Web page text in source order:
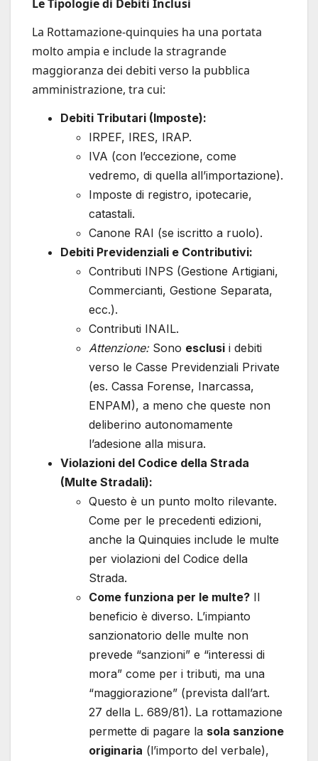
Le Tipologie di Debiti Inclusi
La Rottamazione-quinquies ha una portata
molto ampia e include la stragrande
maggioranza dei debiti verso la pubblica
amministrazione, tra cui:
Debiti Tributari (Imposte):
IRPEF, IRES, IRAP.
IVA (con l’eccezione, come
vedremo, di quella all’importazione).
Imposte di registro, ipotecarie,
catastali.
Canone RAI (se iscritto a ruolo).
Debiti Previdenziali e Contributivi:
Contributi INPS (Gestione Artigiani,
Commercianti, Gestione Separata,
ecc.).
Contributi INAIL.
Attenzione:Sono esclusi i debiti
verso le Casse Previdenziali Private
(es. Cassa Forense, Inarcassa,
ENPAM), a meno che queste non
deliberino autonomamente
l’adesione alla misura.
Violazioni del Codice della Strada
(Multe Stradali):
Questo è un punto molto rilevante.
Come per le precedenti edizioni,
anche la Quinquies include le multe
per violazioni del Codice della
Strada.
Come funziona per le multe? Il
beneficio è diverso. L’impianto
sanzionatorio delle multe non
prevede “sanzioni” e “interessi di
mora” come per i tributi, ma una
“maggiorazione” (prevista dall’art.
27 della L. 689/81). La rottamazione
permette di pagare la sola sanzione
originaria (l’importo del verbale),